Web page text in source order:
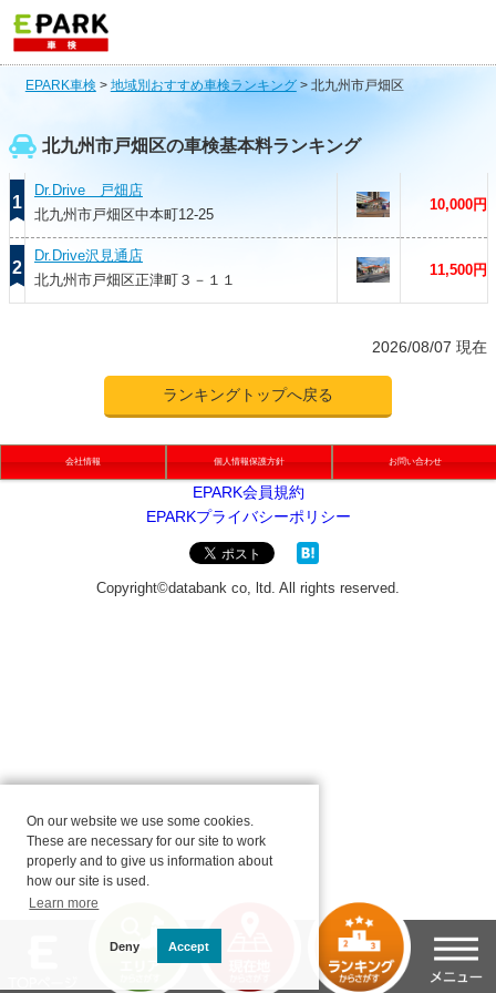
EPARK車検 > 地域別おすすめ車検ランキング> 北九州市戸畑区
北九州市戸畑区の車検基本料ランキング
1
Dr.Drive 戸畑店
北九州市戸畑区中本町12-25
10,000円
2
Dr.Drive沢見通店
北九州市戸畑区正津町３－１１
11,500円
2026/08/07 現在
ランキングトップへ戻る
会社情報 個人情報保護方針 お問い合わせ
On our website we use some cookies.
These are necessary for our site to work
properly and to give us information about
how our site is used.
Learn more
Deny Accept